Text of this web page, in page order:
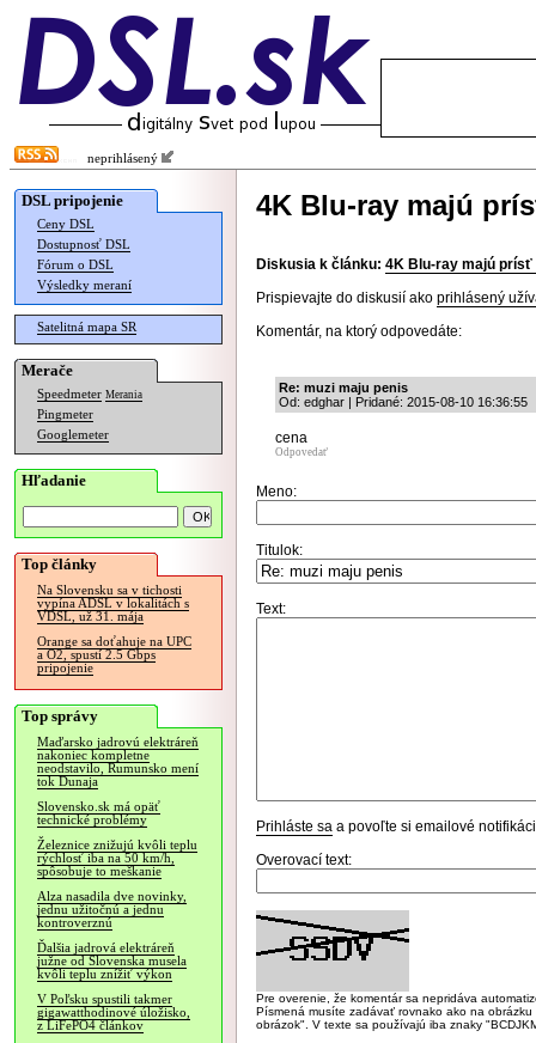
neprihlásený
DSL pripojenie
Ceny DSL
Dostupnosť DSL
Fórum o DSL
Výsledky meraní
Satelitná mapa SR
Merače
Speedmeter Merania
Pingmeter
Googlemeter
Hľadanie
Top články
Na Slovensku sa v tichosti
vypína ADSL v lokalitách s
VDSL, už 31. mája
Orange sa doťahuje na UPC
a O2, spustí 2.5 Gbps
pripojenie
Top správy
Maďarsko jadrovú elektráreň
nakoniec kompletne
neodstavilo, Rumunsko mení
tok Dunaja
Slovensko.sk má opäť
technické problémy
Železnice znižujú kvôli teplu
rýchlosť iba na 50 km/h,
spôsobuje to meškanie
Alza nasadila dve novinky,
jednu užitočnú a jednu
kontroverznú
Ďalšia jadrová elektráreň
južne od Slovenska musela
kvôli teplu znížiť výkon
V Poľsku spustili takmer
gigawatthodinové úložisko,
z LiFePO4 článkov
4K Blu-ray majú
Diskusia k článku: 4K Blu-ray majú prísť
Prispievajte do diskusií ako prihlásený
Komentár, na ktorý odpovedáte:
Re: muzi maju penis
Od: edghar | Pridané: 2015-08-10 16:36:55
cena
Odpovedať
Meno:
Titulok:
Text:
Prihláste sa a povoľte si emailové
Overovací text:
Pre overenie, že komentár sa nepridáva
Písmená musíte zadávať rovnako ako na
obrázok". V texte sa používajú iba znaky